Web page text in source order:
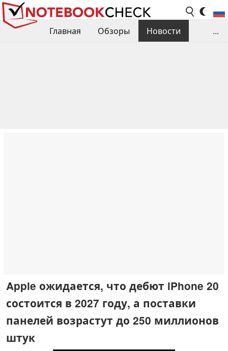
Главная Обзоры
Новости
...
Apple ожидается, что дебют iPhone 20
состоится в 2027 году, а поставки
панелей возрастут до 250 миллионов
штук